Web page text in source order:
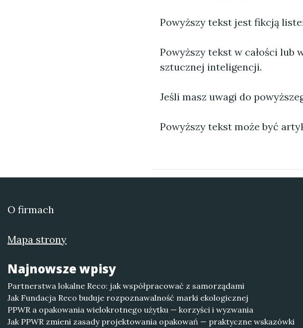
Powyższy tekst jest fikcją
Powyższy tekst w całości lub
sztucznej inteligencji.
Jeśli masz uwagi do
Powyższy tekst może być
O firmach
Mapa strony
Najnowsze wpisy
Partnerstwa lokalne Reco: jak współpracować z samorządami
Jak Fundacja Reco buduje rozpoznawalność marki ekologicznej
PPWR a opakowania wielokrotnego użytku — korzyści i wyzwania
Jak PPWR zmieni zasady projektowania opakowań — praktyczne wskazówki